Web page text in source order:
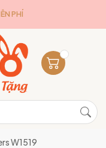
PHÍ
W1519